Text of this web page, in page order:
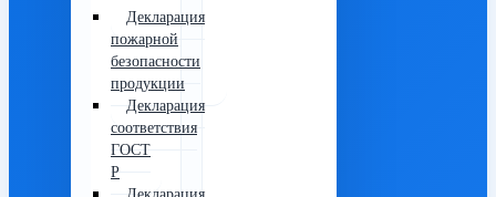
Декларация
пожарной
безопасности
продукции
Декларация
соответствия
ГОСТ
Р